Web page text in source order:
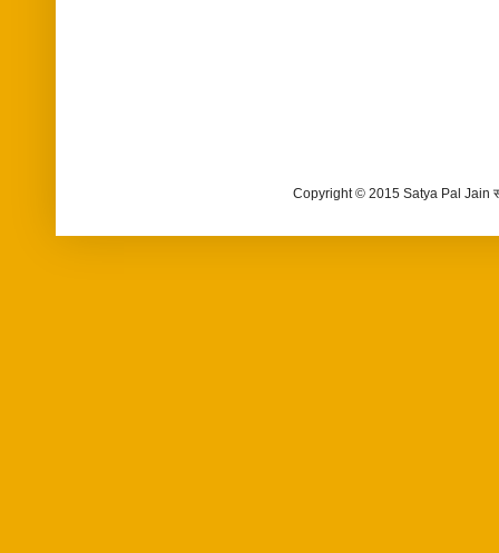
Copyright © 2015 Satya Pal Jain